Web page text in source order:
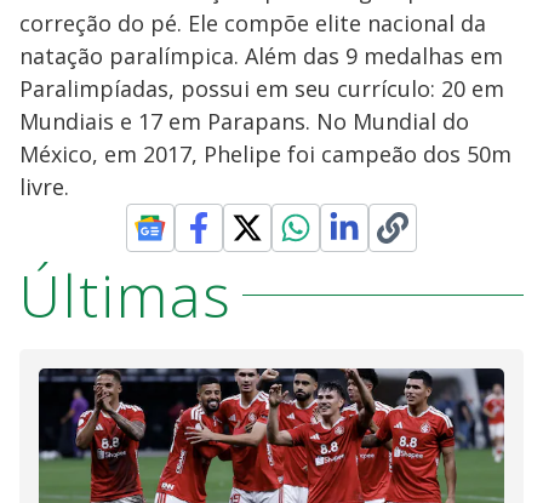
correção do pé. Ele compõe elite nacional da
natação paralímpica. Além das 9 medalhas em
Paralimpíadas, possui em seu currículo: 20 em
Mundiais e 17 em Parapans. No Mundial do
México, em 2017, Phelipe foi campeão dos 50m
livre.
Últimas